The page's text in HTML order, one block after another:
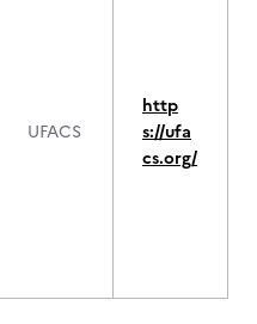
UFACS
http
s://ufa
cs.org/